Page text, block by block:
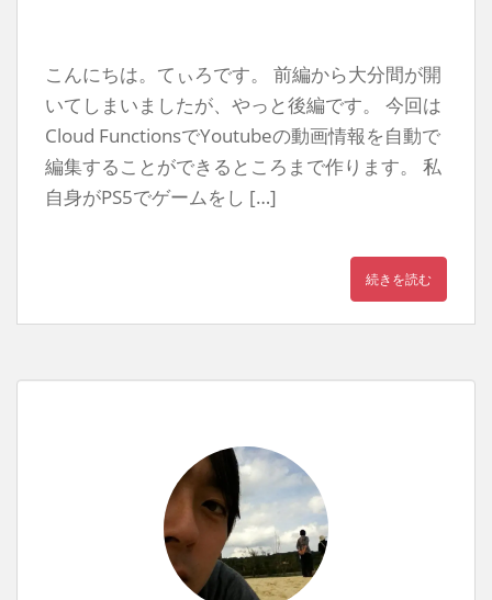
こんにちは。てぃろです。 前編から大分間が開
いてしまいましたが、やっと後編です。 今回は
Cloud FunctionsでYoutubeの動画情報を自動で
編集することができるところまで作ります。 私
自身がPS5でゲームをし […]
続きを読む